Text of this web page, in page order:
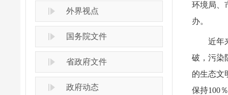
外界视点
国务院文件
省政府文件
政府动态
环境局、
办。
近年
破，污染
的生态文
保持100